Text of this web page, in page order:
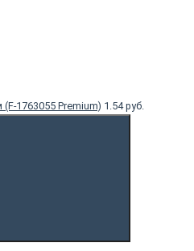
1763055 Premium) 1.54 руб.